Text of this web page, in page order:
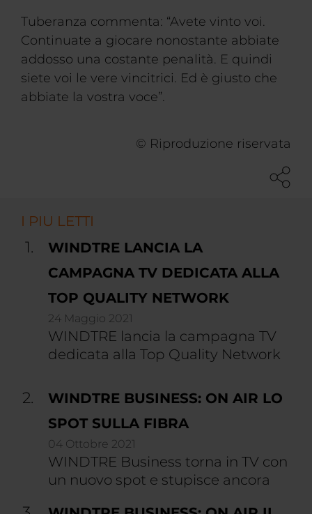
Tuberanza commenta: “Avete vinto voi.
Continuate a giocare nonostante abbiate
addosso una costante penalità. E quindi
siete voi le vere vincitrici. Ed è giusto che
abbiate la vostra voce”.
© Riproduzione riservata
I PIU LETTI
WINDTRE LANCIA LA
CAMPAGNA TV DEDICATA ALLA
TOP QUALITY NETWORK
24 Maggio 2021
WINDTRE lancia la campagna TV
dedicata alla Top Quality Network
WINDTRE BUSINESS: ON AIR LO
SPOT SULLA FIBRA
04 Ottobre 2021
WINDTRE Business torna in TV con
un nuovo spot e stupisce ancora